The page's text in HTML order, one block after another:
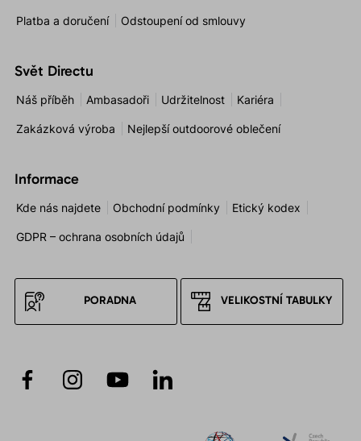
Platba a doručení Odstoupení od smlouvy
Svět Directu
Náš příběh Ambasadoři Udržitelnost Kariéra
Zakázková výroba Nejlepší outdoorové oblečení
Informace
Kde nás najdete Obchodní podmínky Etický kodex
GDPR – ochrana osobních údajů
PORADNA VELIKOSTNÍ TABULKY